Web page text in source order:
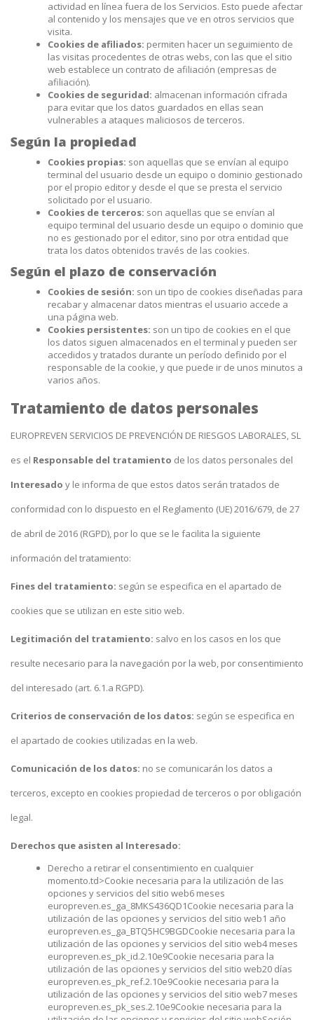
actividad en línea fuera de los Servicios. Esto puede afectar
al contenido y los mensajes que ve en otros servicios que
visita.
Cookies de afiliados: permiten hacer un seguimiento de
las visitas procedentes de otras webs, con las que el sitio
web establece un contrato de afiliación (empresas de
afiliación).
Cookies de seguridad: almacenan información cifrada
para evitar que los datos guardados en ellas sean
vulnerables a ataques maliciosos de terceros.
Según la propiedad
Cookies propias: son aquellas que se envían al equipo
terminal del usuario desde un equipo o dominio gestionado
por el propio editor y desde el que se presta el servicio
solicitado por el usuario.
Cookies de terceros: son aquellas que se envían al
equipo terminal del usuario desde un equipo o dominio que
no es gestionado por el editor, sino por otra entidad que
trata los datos obtenidos través de las cookies.
Según el plazo de conservación
Cookies de sesión: son un tipo de cookies diseñadas para
recabar y almacenar datos mientras el usuario accede a
una página web.
Cookies persistentes: son un tipo de cookies en el que
los datos siguen almacenados en el terminal y pueden ser
accedidos y tratados durante un período definido por el
responsable de la cookie, y que puede ir de unos minutos a
varios años.
Tratamiento de datos personales
EUROPREVEN SERVICIOS DE PREVENCIÓN DE RIESGOS LABORALES, SL
es el Responsable del tratamiento de los datos personales del
Interesado y le informa de que estos datos serán tratados de
conformidad con lo dispuesto en el Reglamento (UE) 2016/679, de 27
de abril de 2016 (RGPD), por lo que se le facilita la siguiente
información del tratamiento:
Fines del tratamiento: según se especifica en el apartado de
cookies que se utilizan en este sitio web.
Legitimación del tratamiento: salvo en los casos en los que
resulte necesario para la navegación por la web, por consentimiento
del interesado (art. 6.1.a RGPD).
Criterios de conservación de los datos: según se especifica en
el apartado de cookies utilizadas en la web.
Comunicación de los datos: no se comunicarán los datos a
terceros, excepto en cookies propiedad de terceros o por obligación
legal.
Derechos que asisten al Interesado:
Derecho a retirar el consentimiento en cualquier
momento.td>Cookie necesaria para la utilización de las
opciones y servicios del sitio web6 meses
europreven.es_ga_8MKS436QD1Cookie necesaria para la
utilización de las opciones y servicios del sitio web1 año
europreven.es_ga_BTQ5HC9BGDCookie necesaria para la
utilización de las opciones y servicios del sitio web4 meses
europreven.es_pk_id.2.10e9Cookie necesaria para la
utilización de las opciones y servicios del sitio web20 días
europreven.es_pk_ref.2.10e9Cookie necesaria para la
utilización de las opciones y servicios del sitio web7 meses
europreven.es_pk_ses.2.10e9Cookie necesaria para la